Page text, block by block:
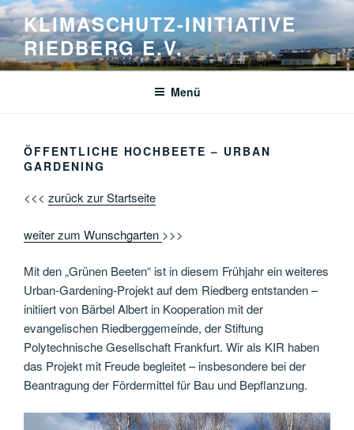
Zum
Inhalt
springen
KLIMASCHUTZ-INITIATIVE
RIEDBERG E.V.
Menü
ÖFFENTLICHE HOCHBEETE – URBAN
GARDENING
<<< zurück zur Startseite
weiter zum Wunschgarten >>>
Mit den „Grünen Beeten“ ist in diesem Frühjahr ein weiteres
Urban-Gardening-Projekt auf dem Riedberg entstanden –
initiiert von Bärbel Albert in Kooperation mit der
evangelischen Riedberggemeinde, der Stiftung
Polytechnische Gesellschaft Frankfurt. Wir als KIR haben
das Projekt mit Freude begleitet – insbesondere bei der
Beantragung der Fördermittel für Bau und Bepflanzung.